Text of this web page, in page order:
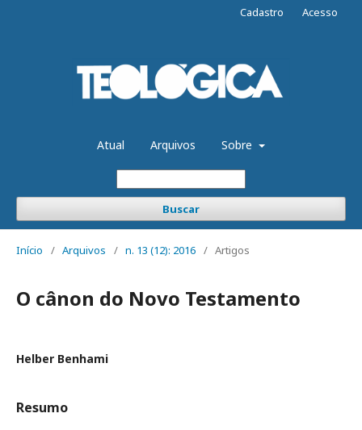
Atual Arquivos Sobre
Buscar
Cadastro Acesso
Início / Arquivos / n. 13 (12): 2016 / Artigos
O cânon do Novo Testamento
Helber Benhami
Resumo